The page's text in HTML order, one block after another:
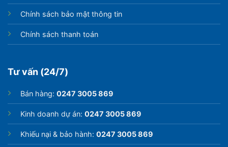
Chính sách bảo mật thông tin
Chính sách thanh toán
Tư vấn (24/7)
Bán hàng: 0247 3005 869
Kinh doanh dự án: 0247 3005 869
Khiếu nại & bảo hành: 0247 3005 869